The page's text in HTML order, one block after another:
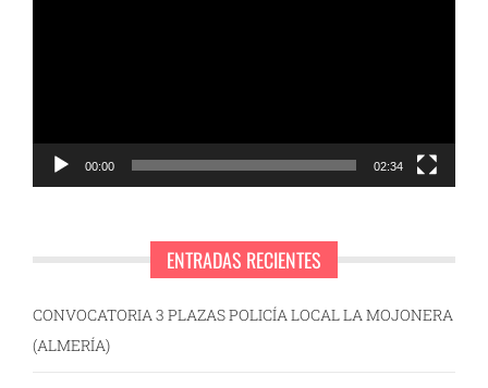
00:00 02:34
ENTRADAS RECIENTES
CONVOCATORIA 3 PLAZAS POLICÍA LOCAL LA MOJONERA
(ALMERÍA)